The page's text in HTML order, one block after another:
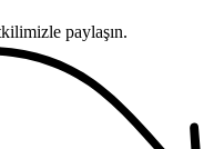
paylaşın.